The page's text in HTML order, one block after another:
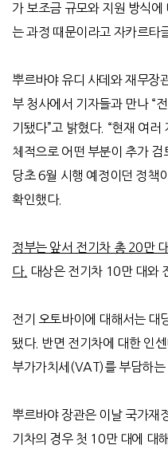
가 보조금 규모와 지원 방식
는 과정 때문이라고 자카르타
뿌르바야 유디 사데와 재무장
부 청사에서 기자들과 만나“
기됐다”고 밝혔다. “현재 여러
체적으로 어떤 부분이 추가
당초 6월 시행 예정이던 정책
확인했다.
정부는 앞서 전기차 총 20만
다. 대상은 전기차 10만 대와
전기 오토바이에 대해서는 대
됐다. 반면 전기차에 대한 인
부가가치세 (VAT)를 부담하
뿌르바야 장관은 이날 국가재
기차의 경우 첫 10만 대에 대